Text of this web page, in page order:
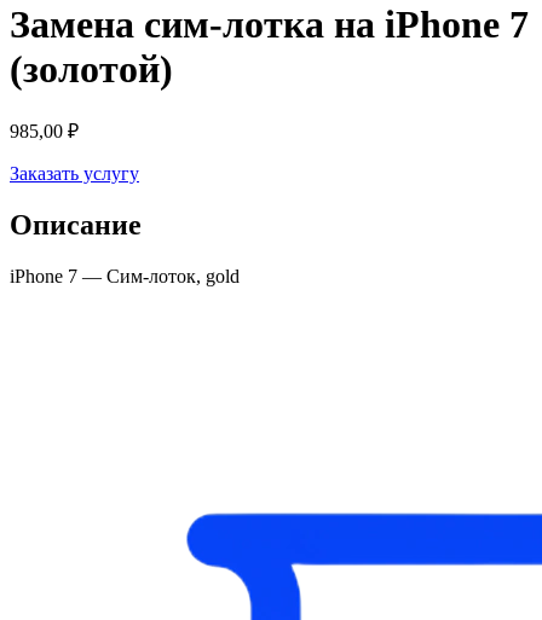
Замена сим-лотка на iPhone 7
(золотой)
985,00 ₽
Заказать услугу
Описание
iPhone 7 — Сим-лоток, gold